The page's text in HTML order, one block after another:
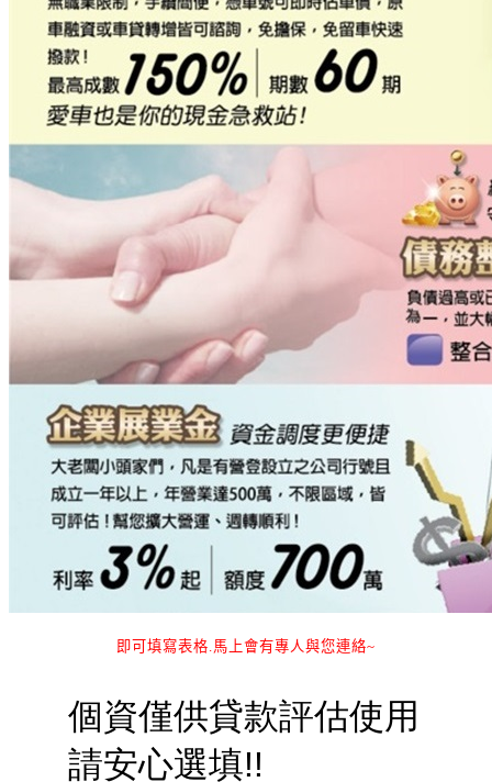
即可填寫表格.馬上會有專人與您連絡~